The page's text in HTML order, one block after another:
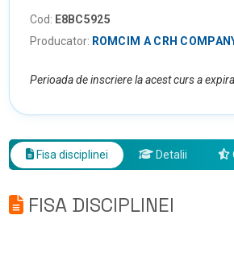
Cod: E8BC5925
Producator: ROMCIM A CRH
Perioada de inscriere la acest curs a
Fisa disciplinei Detalii
FISA DISCIPLINEI